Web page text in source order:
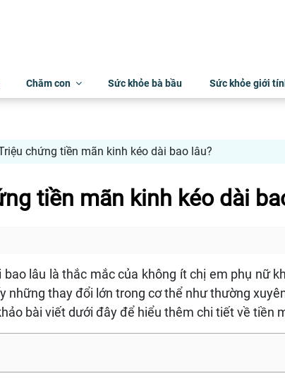
Chăm con Sức khỏe bà bầu Sức khỏe giới
chứng tiền mãn kinh kéo dài bao lâu?
tiền mãn kinh kéo dài
lâu là thắc mắc của không ít chị em phụ nữ
những thay đổi lớn trong cơ thể như thường
bài viết dưới đây để hiểu thêm chi tiết về tiền